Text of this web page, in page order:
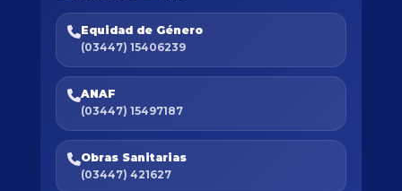
Equidad de Género
(03447) 15406239
ANAF
(03447) 15497187
Obras Sanitarias
(03447) 421627